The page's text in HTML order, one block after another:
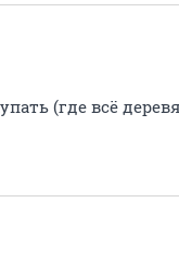
(где всё